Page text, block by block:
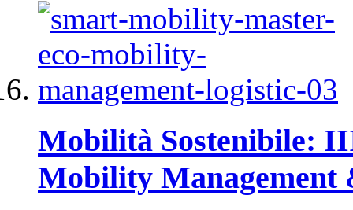
Mobilità Sostenibile:
Mobility Management